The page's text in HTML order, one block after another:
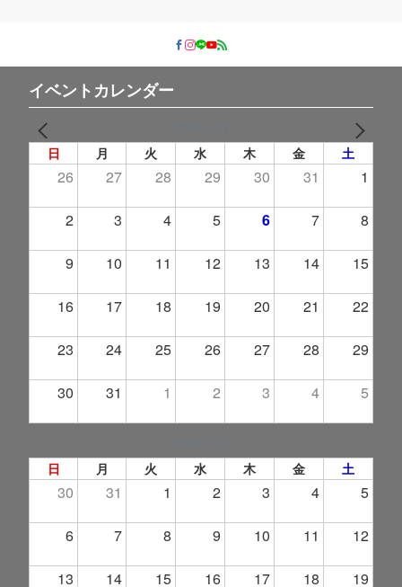
イベントカレンダー
日 月 火 水 木 金 土
26 27 28 29 30 31 1
2 3 4 5 6 7 8
9 10 11 12 13 14 15
16 17 18 19 20 21 22
23 24 25 26 27 28 29
30 31 1 2 3 4 5
日 月 火 水 木 金 土
30 31 1 2 3 4 5
6 7 8 9 10 11 12
13 14 15 16 17 18 19